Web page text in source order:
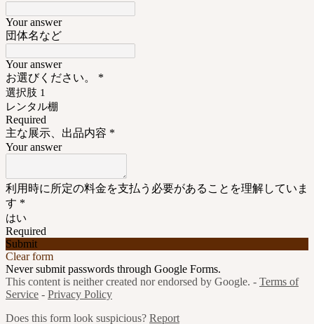
Your answer
団体名など
Your answer
お選びください。
*
選択肢 1
レンタル棚
Required
主な展示、出品内容 *
Your answer
利用時に所定の料金を支払う必要があることを理解していま
す *
はい
Required
Submit
Clear form
Never submit passwords through Google Forms.
This content is neither created nor endorsed by Google. - Terms of
Service - Privacy Policy
Does this form look suspicious? Report